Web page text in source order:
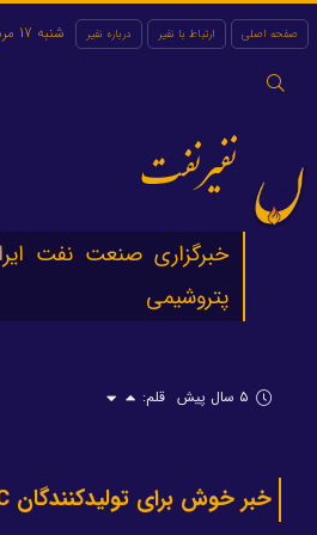
صفحه اصلی ارتباط با نفیر درباره نفیر
جستجو
شنبه 17 مرداد 1405
نفیرنفت
خبرگزاری صنعت نفت
پتروشیمی
۵ سال پیش قلم:
خبر خوش برای تولیدکنندگان PVC